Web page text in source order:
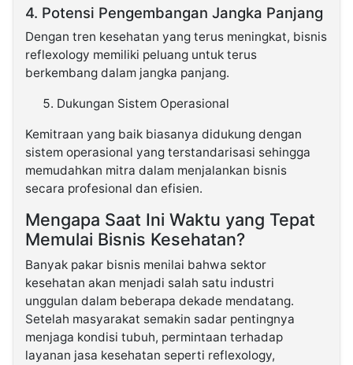
4. Potensi Pengembangan Jangka Panjang
Dengan tren kesehatan yang terus meningkat, bisnis
reflexology memiliki peluang untuk terus
berkembang dalam jangka panjang.
Dukungan Sistem Operasional
Kemitraan yang baik biasanya didukung dengan
sistem operasional yang terstandarisasi sehingga
memudahkan mitra dalam menjalankan bisnis
secara profesional dan efisien.
Mengapa Saat Ini Waktu yang Tepat
Memulai Bisnis Kesehatan?
Banyak pakar bisnis menilai bahwa sektor
kesehatan akan menjadi salah satu industri
unggulan dalam beberapa dekade mendatang.
Setelah masyarakat semakin sadar pentingnya
menjaga kondisi tubuh, permintaan terhadap
layanan jasa kesehatan seperti reflexology,